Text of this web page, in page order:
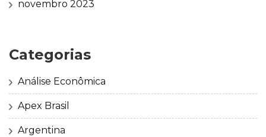
novembro 2023
Categorias
Análise Econômica
Apex Brasil
Argentina